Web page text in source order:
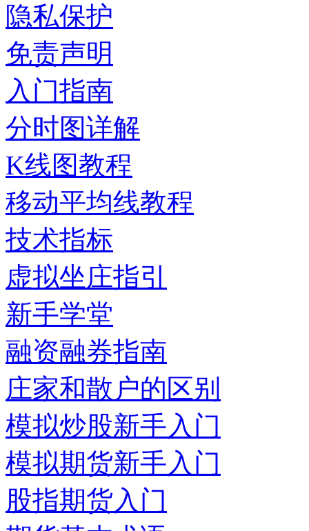
隐私保护
免责声明
入门指南
分时图详解
K线图教程
移动平均线教程
技术指标
虚拟坐庄指引
新手学堂
融资融券指南
庄家和散户的区别
模拟炒股新手入门
模拟期货新手入门
股指期货入门